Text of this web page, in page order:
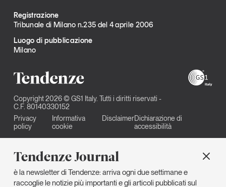
Tendenze Journal
è la newsletter di Tendenze: arriva ogni due settimane e
raccoglie le notizie più importanti e gli articoli pubblicati sul
Registrazione
Tribunale di Milano n.235 del 4 aprile 2006
Luogo di pubblicazione
Milano
Copyright 2026 © GS1 Italy. Tutti i diritti riservati -
C.F. 80140330152
Privacy
policy
Informativa
cookie
DisclaimerDichiarazione di
accessibilità